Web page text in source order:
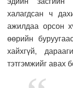
халагдсан ч
ажилдаа орсон
өөрийн
хайхгүй,
тэтгэмжийг авах